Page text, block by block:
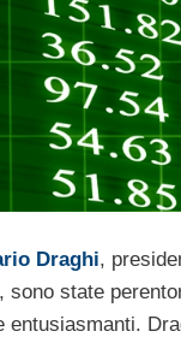
Draghi,
sono state
entusiasmanti.